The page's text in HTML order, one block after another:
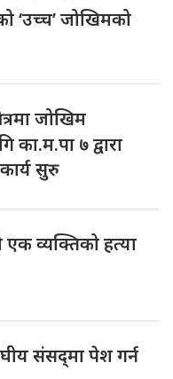
‘उच्च’ जोखिमको
जोखिम
का.म.पा ७ द्वारा
सुरु
एक व्यक्तिको हत्या
संसद्‌मा पेश गर्न